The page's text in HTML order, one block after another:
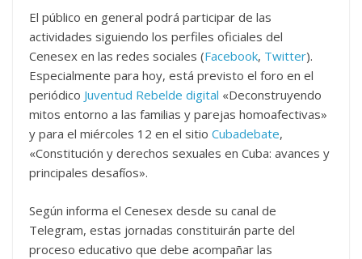
El público en general podrá participar de las
actividades siguiendo los perfiles oficiales del
Cenesex en las redes sociales (Facebook, Twitter).
Especialmente para hoy, está previsto el foro en el
periódico Juventud Rebelde digital «Deconstruyendo
mitos entorno a las familias y parejas homoafectivas»
y para el miércoles 12 en el sitio Cubadebate,
«Constitución y derechos sexuales en Cuba: avances y
principales desafíos».
Según informa el Cenesex desde su canal de
Telegram, estas jornadas constituirán parte del
proceso educativo que debe acompañar las